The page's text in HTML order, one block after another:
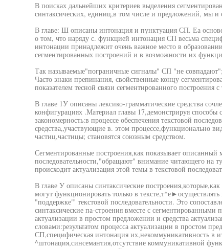
В поисках дальнейших критериев выделения
синтаксических, единиц,в том числе и предложений, мы и
В главе: Ш описаны интонация и пунктуация СП. Еа
о том, что наряду с. функцией интонация СП весьма
интонации принадлежит очень важное место в
сегментированных построений и в возможности их
Так называемые"пограничные сигналы" СП "не
Часто знаки препинания, свойственные концу
показателем тесной связи сегментированного построения с
В главе 1У описаны лексико-грамматические средства
конфигурациях .Материал главы 17,демонстрируя способы
закономерность:в процессе обеспечения текстовой
средства„участвующие в. этом процессе,функционально
частиц,частицы; становятся союзным средством.
Сегментированные построения,как показывает описанный
последовательности,"обращают" внимание читающего на
происходит актуализация этой темы в текстовой
В главе У описаны синтаксические
могут функционировать только в
"поддержке"' текстовой последовательности. Это
синтаксические па-строения вместе с сегментированными
актуализации в простом предложении и средства
словами:результатом процесса актуализации в простом
СП,специфическая интонация их,некоммуникативность в
^штонация,синсемантия,отсутствие коммуникативной